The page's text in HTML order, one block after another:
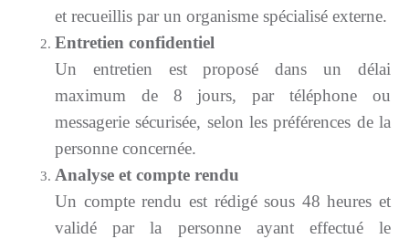
et recueillis par un organisme spécialisé externe.
Entretien confidentiel
Un entretien est proposé dans un délai
maximum de 8 jours, par téléphone ou
messagerie sécurisée, selon les préférences de la
personne concernée.
Analyse et compte rendu
Un compte rendu est rédigé sous 48 heures et
validé par la personne ayant effectué le